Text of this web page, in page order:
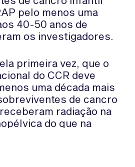
pelo menos uma
40-50 anos de
os investigadores.
primeira vez, que o
do CCR deve
uma década mais
de cancro
radiação na
do que na